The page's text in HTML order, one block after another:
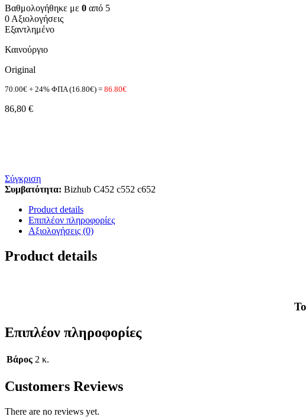
Βαθμολογήθηκε με 0 από 5
0 Αξιολογήσεις
Εξαντλημένο
Καινούργιο
Original
70.00€ + 24% ΦΠΑ (16.80€) = 86.80€
86,80 €
Σύγκριση
Συμβατότητα: Bizhub C452 c552 c652
Product details
Επιπλέον πληροφορίες
Αξιολογήσεις (0)
Product details
Επιπλέον πληροφορίες
Βάρος 2 κ.
Customers Reviews
There are no reviews yet.